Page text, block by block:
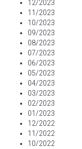
12/2023
11/2023
10/2023
09/2023
08/2023
07/2023
06/2023
05/2023
04/2023
03/2023
02/2023
01/2023
12/2022
11/2022
10/2022